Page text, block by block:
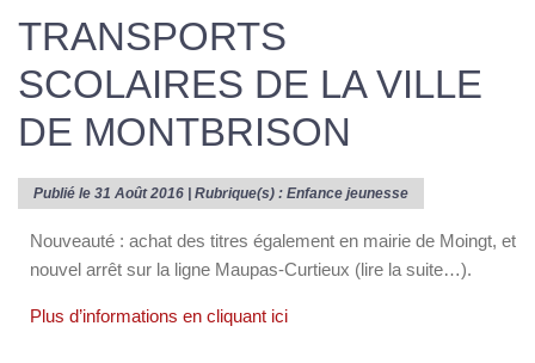
TRANSPORTS
SCOLAIRES DE LA VILLE
DE MONTBRISON
Publié le 31 Août 2016 | Rubrique(s) : Enfance jeunesse
Nouveauté : achat des titres également en mairie de Moingt, et
nouvel arrêt sur la ligne Maupas-Curtieux (lire la suite…).
Plus d’informations en cliquant ici